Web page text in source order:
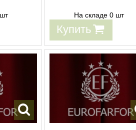
На складе 0 шт
Купить